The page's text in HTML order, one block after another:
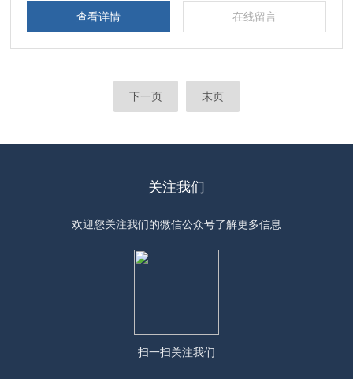
查看详情 在线留言
下一页 末页
关注我们
欢迎您关注我们的微信公众号了解更多信息
扫一扫关注我们